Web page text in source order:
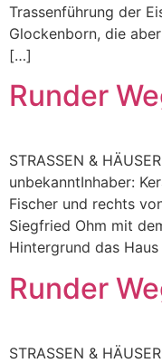
Trassenführung der
Glockenborn, die
[…]
Runder
STRASSEN &
unbekanntInhaber:
Fischer und rechts
Siegfried Ohm mit
Hintergrund das
Runder
STRASSEN &